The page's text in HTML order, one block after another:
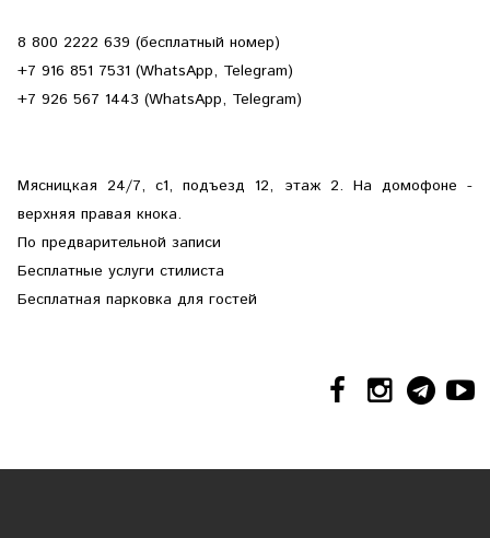
8 800 2222 639 (бесплатный номер)
+7 916 851 7531 (WhatsApp, Telegram)
+7 926 567 1443 (WhatsApp, Telegram)
Мясницкая 24/7, с1, подъезд 12, этаж 2. На домофоне -
верхняя правая кнока.
По предварительной записи
Бесплатные услуги стилиста
Бесплатная парковка для гостей